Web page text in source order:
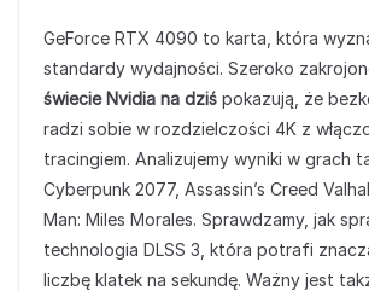
GeForce RTX 4090 to karta, która
standardy wydajności. Szeroko
świecie Nvidia na dziś pokazują, że
radzi sobie w rozdzielczości 4K z
tracingiem. Analizujemy wyniki w grach
Cyberpunk 2077, Assassin’s Creed
Man: Miles Morales. Sprawdzamy, jak
technologia DLSS 3, która potrafi
liczbę klatek na sekundę. Ważny jest